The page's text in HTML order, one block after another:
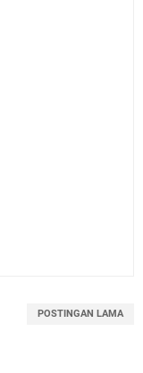
POSTINGAN LAMA